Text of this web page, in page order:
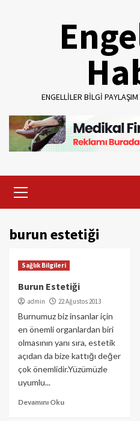
ENGELLILER BILGI
Menu
burun estetiği
Sağlık Bilgileri
Burun Estetiği
admin 22 Ağustos 2013
Burnumuz biz insanlar için
en önemli organlardan biri
olmasının yanı sıra, estetik
açıdan da bize kattığı değer
çok önemlidir.Yüzümüzle
uyumlu...
Devamını Oku